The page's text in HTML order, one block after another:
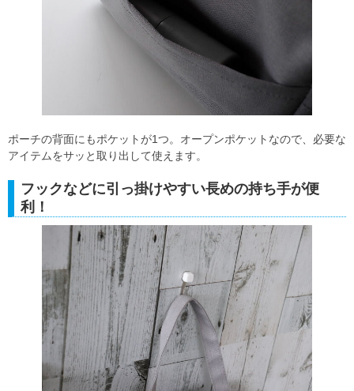
ポーチの背面にもポケットが1つ。オープンポケットなので、必要な
アイテムをサッと取り出して使えます。
フックなどに引っ掛けやすい長めの持ち手が便
利！